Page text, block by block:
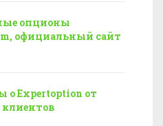
опционы
официальный сайт
о Expertoption от